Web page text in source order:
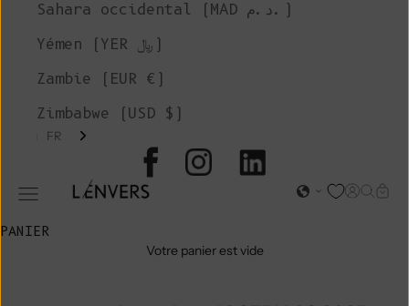
L'ENVERS
Ouvrir le menu de navigation Page
Sahara occidental (MAD د.م.)
Yémen (YER ﷼)
Zambie (EUR €)
Zimbabwe (USD $)
FR
PANIER
Votre panier est vide